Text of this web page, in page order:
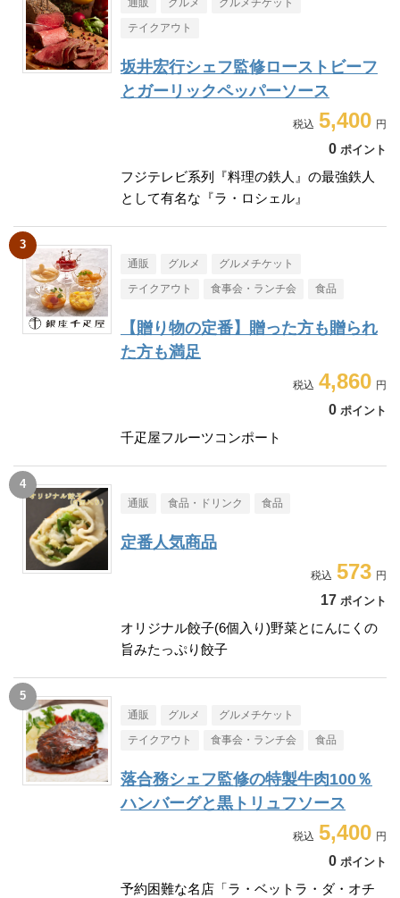
通販 グルメ グルメチケット
テイクアウト
坂井宏行シェフ監修ローストビーフ
とガーリックペッパーソース
5,400
0 ポイント
フジテレビ系列『料理の鉄人』の最強鉄人
として有名な『ラ・ロシェル』
通販 グルメ グルメチケット
テイクアウト 食事会・ランチ会 食品
【贈り物の定番】贈った方も贈られ
た方も満足
4,860
0 ポイント
千疋屋フルーツコンポート
通販 食品・ドリンク 食品
定番人気商品
573
17 ポイント
オリジナル餃子(6個入り)野菜とにんにくの
旨みたっぷり餃子
通販 グルメ グルメチケット
テイクアウト 食事会・ランチ会 食品
落合務シェフ監修の特製牛肉100％
ハンバーグと黒トリュフソース
5,400
0 ポイント
予約困難な名店「ラ・ベットラ・ダ・オチ